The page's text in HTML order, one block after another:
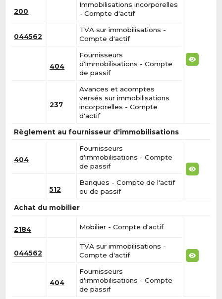
200
Immobilisations incorporelles
- Compte d'actif
044562
TVA sur immobilisations -
Compte d'actif
404
Fournisseurs
d'immobilisations - Compte
de passif
237
Avances et acomptes
versés sur immobilisations
incorporelles - Compte
d'actif
Règlement au fournisseur d'immobilisations
404
Fournisseurs
d'immobilisations - Compte
de passif
512
Banques - Compte de l'actif
ou de passif
Achat du mobilier
2184 Mobilier - Compte d'actif
044562
TVA sur immobilisations -
Compte d'actif
404
Fournisseurs
d'immobilisations - Compte
de passif